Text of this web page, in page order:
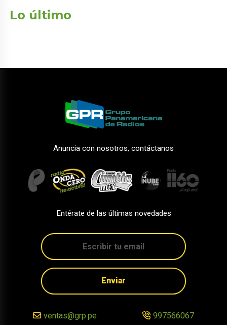
Lo último
Anuncia con nosotros, contáctanos
Entérate de las últimas novedades
Enviar
ventas@grp.pe 997566067